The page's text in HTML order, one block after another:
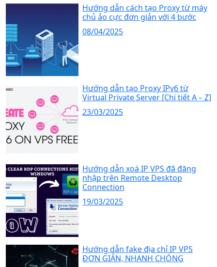
Hướng dẫn cách tạo Proxy từ máy
chủ ảo cực đơn giản với 4 bước
08/04/2025
Hướng dẫn tạo Proxy IPv6 từ
Virtual Private Server [Chi tiết A – Z]
23/03/2025
Hướng dẫn xoá IP VPS đã đăng
nhập trên Remote Desktop
Connection
19/03/2025
Hướng dẫn fake địa chỉ IP VPS
ĐƠN GIẢN, NHANH CHÓNG